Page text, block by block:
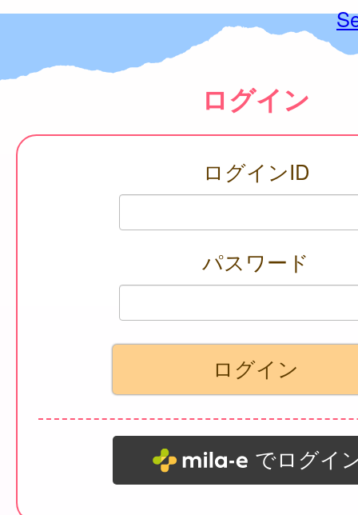
ログイン
ログインID
パスワード
でログイ